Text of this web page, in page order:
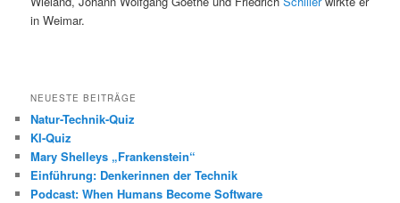
in Weimar.
NEUESTE BEITRÄGE
Natur-Technik-Quiz
KI-Quiz
Mary Shelleys „Frankenstein“
Einführung: Denkerinnen der Technik
Podcast: When Humans Become Software